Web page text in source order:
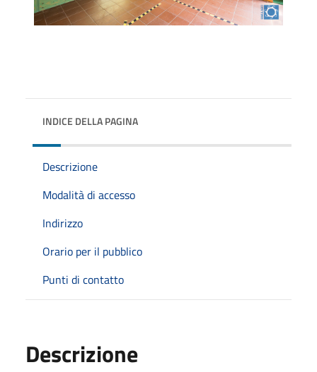
INDICE DELLA PAGINA
Descrizione
Modalità di accesso
Indirizzo
Orario per il pubblico
Punti di contatto
Descrizione